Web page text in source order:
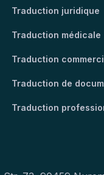
Traduction juridique
Traduction médicale
Traduction
Traduction de
Traduction